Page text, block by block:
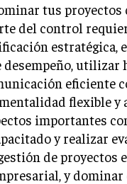
entradas
Torres
Torres, especializado
y las innovaciones.
la precisión y el
del cine clásico y
que cautiva, al igual
digitales y domina
tus proyectos
del control
estratégica,
desempeño, utilizar
eficiente
flexible y
importantes
y realizar
de proyectos
y dominar